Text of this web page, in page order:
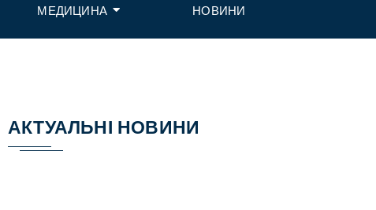
МЕДИЦИНА НОВИНИ
АКТУАЛЬНІ НОВИНИ